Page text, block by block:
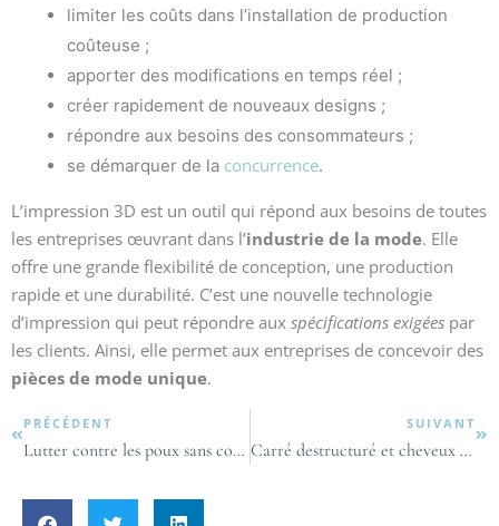
limiter les coûts dans l’installation de production
coûteuse ;
apporter des modifications en temps réel ;
créer rapidement de nouveaux designs ;
répondre aux besoins des consommateurs ;
se démarquer de la concurrence.
L’impression 3D est un outil qui répond aux besoins de toutes
les entreprises œuvrant dans l’industrie de la mode. Elle
offre une grande flexibilité de conception, une production
rapide et une durabilité. C’est une nouvelle technologie
d’impression qui peut répondre aux spécifications exigées par
les clients. Ainsi, elle permet aux entreprises de concevoir des
pièces de mode unique.
PRÉCÉDENT
Lutter contre les poux sans compromettre votre style vestimentaire : Nos conseils pratiques
SUIVANT
Carré destructuré et cheveux fins : le combo mode parfait